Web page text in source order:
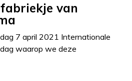
van
7 april 2021 Internationale
waarop we deze